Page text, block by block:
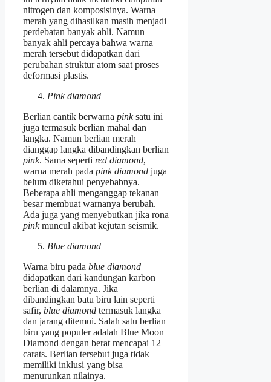
nitrogen dan komposisinya. Warna
merah yang dihasilkan masih menjadi
perdebatan banyak ahli. Namun
banyak ahli percaya bahwa warna
merah tersebut didapatkan dari
perubahan struktur atom saat proses
deformasi plastis.
Pink diamond
Berlian cantik berwarna pinksatu ini
juga termasuk berlian mahal dan
langka. Namun berlian merah
dianggap langka dibandingkan berlian
pink. Sama seperti red diamond,
warna merah pada pink diamond juga
belum diketahui penyebabnya.
Beberapa ahli menganggap tekanan
besar membuat warnanya berubah.
Ada juga yang menyebutkan jika rona
pinkmuncul akibat kejutan seismik.
Blue diamond
Warna biru pada blue diamond
didapatkan dari kandungan karbon
berlian di dalamnya. Jika
dibandingkan batu biru lain seperti
safir, blue diamond termasuk langka
dan jarang ditemui. Salah satu berlian
biru yang populer adalah Blue Moon
Diamond dengan berat mencapai 12
carats. Berlian tersebut juga tidak
memiliki inklusi yang bisa
menurunkan nilainya.